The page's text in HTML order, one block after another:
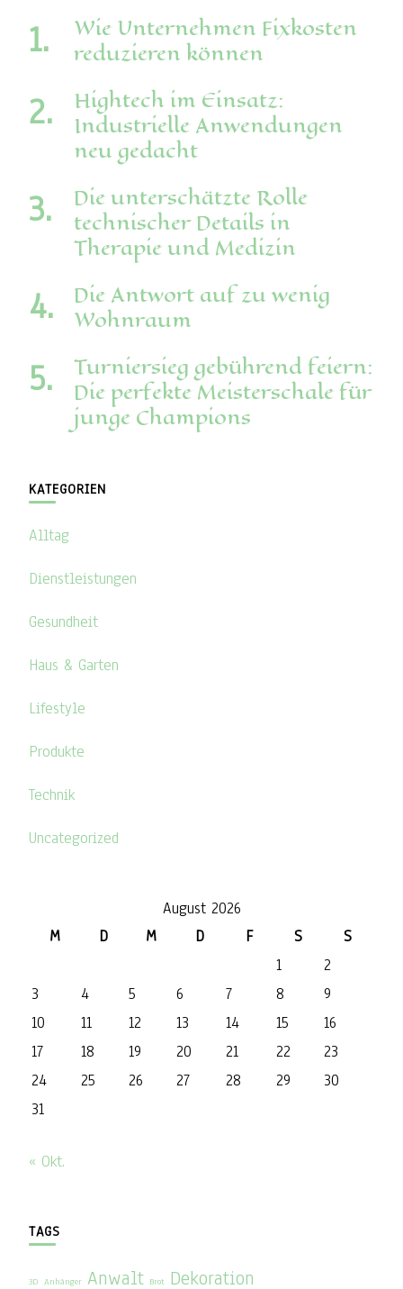
Wie Unternehmen Fixkosten
reduzieren können
Hightech im Einsatz:
Industrielle Anwendungen
neu gedacht
Die unterschätzte Rolle
technischer Details in
Therapie und Medizin
Die Antwort auf zu wenig
Wohnraum
Turniersieg gebührend feiern:
Die perfekte Meisterschale für
junge Champions
KATEGORIEN
Alltag
Dienstleistungen
Gesundheit
Haus & Garten
Lifestyle
Produkte
Technik
Uncategorized
August 2026
M
D M D F S
S
1
2
3
4 5 6 7 8
9
10
11 12 13 14 15
16
17
18 19 20 21 22
23
24
25 26 27 28 29
30
31
« Okt.
TAGS
3D Anhänger Anwalt Brot Dekoration